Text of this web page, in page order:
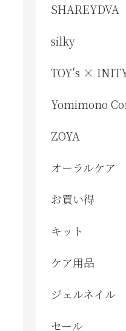
SHAREYDVA
silky
TOY's ×
Yomimono
ZOYA
オーラルケア
お買い得
キット
ケア用品
ジェルネイル
セール